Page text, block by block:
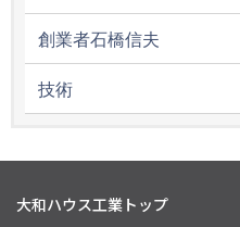
創業者石橋信夫
技術
大和ハウス工業トップ